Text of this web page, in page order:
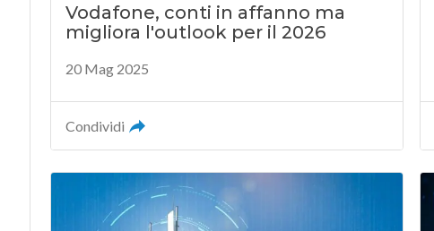
Vodafone, conti in affanno ma
migliora l'outlook per il 2026
20 Mag 2025
Condividi